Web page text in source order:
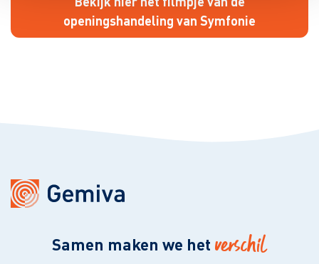
Bekijk hier het filmpje van de
openingshandeling van Symfonie
Samen maken we het verschil